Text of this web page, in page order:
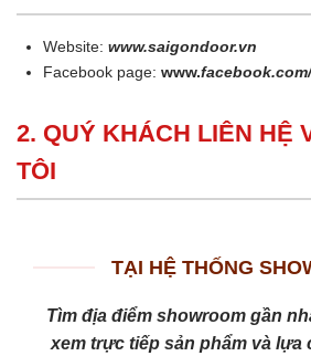
Website:www.saigondoor.vn
Facebook page:www.
2. QUÝ KHÁCH LIÊN HỆ
TÔI
TẠI HỆ THỐNG
Tìm địa điểm showroom gần
xem trực tiếp sản phẩm và lựa